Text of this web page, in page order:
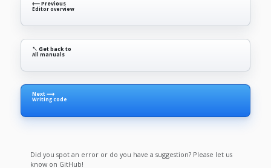
⟵ Previous
Editor overview
↖ Get back to
All manuals
Next ⟶
Writing code
Did you spot an error or do you have a suggestion? Please let us
know on GitHub!